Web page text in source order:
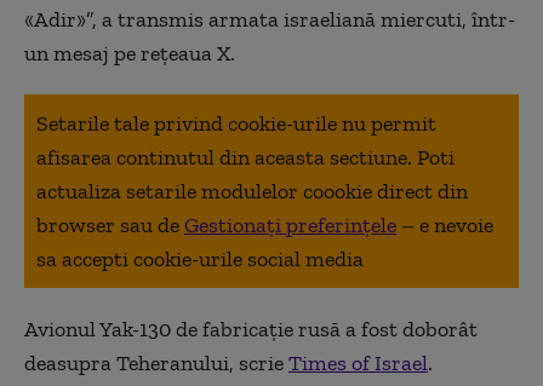
«Adir»”, a transmis armata israeliană miercuti, într-
un mesaj pe rețeaua X.
Setarile tale privind cookie-urile nu permit
afisarea continutul din aceasta sectiune. Poti
actualiza setarile modulelor coookie direct din
browser sau deGestionați preferințele – e nevoie
sa accepti cookie-urile social media
Avionul Yak-130 de fabricație rusă a fost doborât
deasupra Teheranului, scrieTimes of Israel.